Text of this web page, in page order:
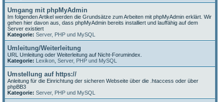
Umgang mit phpMyAdmin
Im folgenden Artikel werden die Grundsätze zum Arbeiten mit phpMyAdmin erklärt. Wir
gehen hier davon aus, dass phpMyAdmin bereits installiert und lauffähig auf dem
Server existiert
Kategorie: Server, PHP und MySQL
Umleitung/Weiterleitung
URL Umleitung oder Weiterleitung auf Nicht-Forumindex.
Kategorie: Lexikon Server, PHP und MySQL
Umstellung auf https://
Anleitung für die Einrichtung der sicheren Webseite über die .htaccess oder über
phpBB3
Kategorie: Server, PHP und MySQL